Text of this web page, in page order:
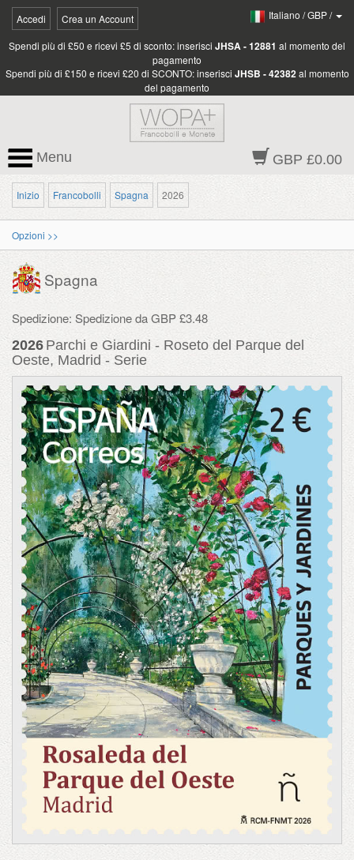
Accedi Crea un Account Italiano /GBP/
Spendi più di £50 e ricevi £5 di sconto: inserisci JHSA - 12881 al momento del
pagamento
Spendi più di £150 e ricevi £20 di SCONTO: inserisci JHSB - 42382 al momento
del pagamento
GBP £0.00
Menu
Inizio Francobolli Spagna 2026
Opzioni >>
Spagna
Spedizione: Spedizione da GBP £3.48
2026 Parchi e Giardini - Roseto del Parque del
Oeste, Madrid - Serie